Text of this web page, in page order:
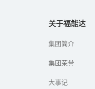
面对严峻的水环境状况，
染事件,于是有部分人用上
真的干净吗？中国人在食
关于福能达
集团简介
集团荣誉
大事记